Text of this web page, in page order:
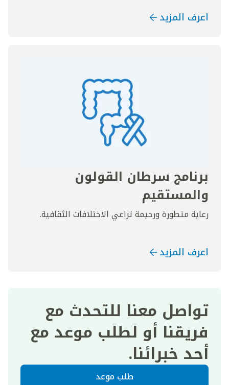
اعرف المزيد
برنامج سرطان القولون
والمستقيم
رعاية متطورة ورحيمة تراعي الاختلافات الثقافية.
اعرف المزيد
تواصل معنا للتحدث مع
فريقنا أو لطلب موعد مع
أحد خبرائنا.
طلب موعد